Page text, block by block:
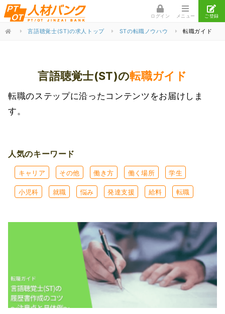
ログイン メニュー ご登録
言語聴覚士(ST)の求人トップ STの転職ノウハウ 転職ガイド
言語聴覚士(ST)の転職ガイド
転職のステップに沿ったコンテンツをお届けしま
す。
人気のキーワード
キャリア その他 働き方 働く場所 学生
小児科 就職 悩み 発達支援 給料 転職